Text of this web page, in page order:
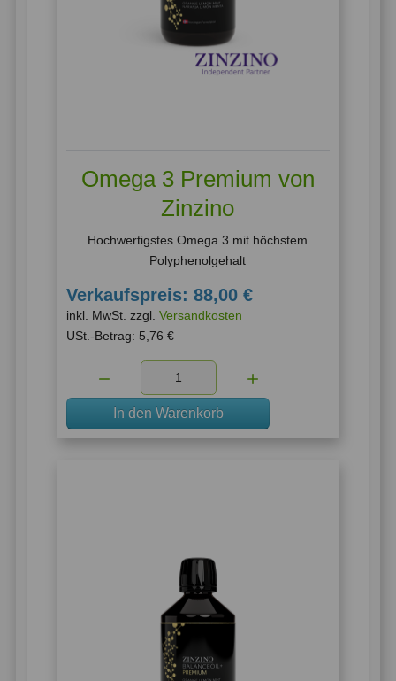
Omega 3 Premium von
Zinzino
Hochwertigstes Omega 3 mit höchstem
Polyphenolgehalt
Verkaufspreis:88,00 €
inkl. MwSt. zzgl.Versandkosten
USt.-Betrag: 5,76 €
In den Warenkorb